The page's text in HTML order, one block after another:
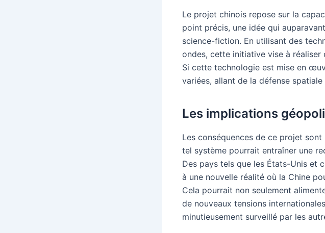
Le projet chinois repose sur la
point précis, une idée qui
science-fiction. En utilisant des
ondes, cette initiative vise à
Si cette technologie est mise en
variées, allant de la défense
Les implications
Les conséquences de ce projet
tel système pourrait entraîner une
Des pays tels que les États-Unis et
à une nouvelle réalité où la Chine
Cela pourrait non seulement
de nouveaux tensions
minutieusement surveillé par les